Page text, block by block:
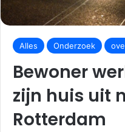
Alles Onderzoek
Bewoner
zijn huis uit
Rotterdam